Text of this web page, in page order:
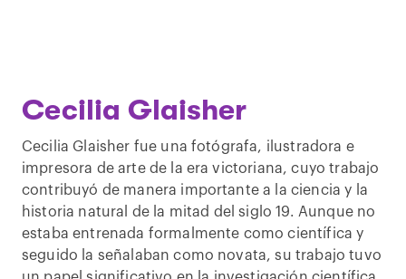
Cecilia Glaisher
Cecilia Glaisher fue una fotógrafa, ilustradora e
impresora de arte de la era victoriana, cuyo trabajo
contribuyó de manera importante a la ciencia y la
historia natural de la mitad del siglo 19. Aunque no
estaba entrenada formalmente como científica y
seguido la señalaban como novata, su trabajo tuvo